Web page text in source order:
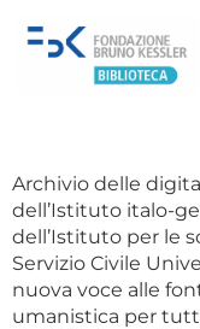
Archivio delle
dell’Istituto italo-
dell’Istituto per le
Servizio Civile
nuova voce alle
umanistica per